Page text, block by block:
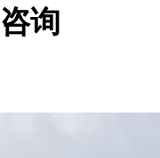
咨询